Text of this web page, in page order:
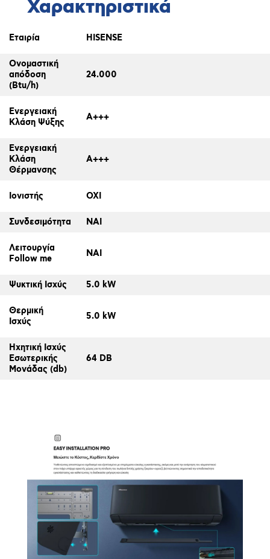
Χαρακτηριστικά
Εταιρία HISENSE
Ονομαστική
απόδοση
(Btu/h)
24.000
Ενεργειακή
Κλάση Ψύξης
A+++
Ενεργειακή
Κλάση
Θέρμανσης
A+++
Ιονιστής ΟΧΙ
Συνδεσιμότητα ΝΑΙ
Λειτουργία
Follow me
ΝΑΙ
Ψυκτική Ισχύς 5.0 kW
Θερμική
Ισχύς
5.0 kW
Ηχητική Ισχύς
Εσωτερικής
Μονάδας (db)
64 DB